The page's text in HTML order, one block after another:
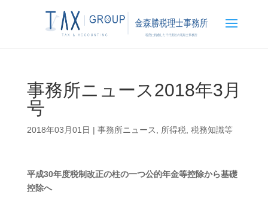
事務所ニュース2018年3月
号
2018年03月01日 | 事務所ニュース 所得税 税務知識等
平成30年度税制改正の柱の一つ公的年金等控除から基礎
控除へ